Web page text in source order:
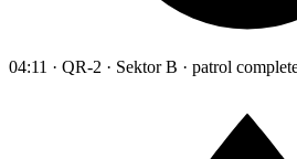
04:11 · QR-2 · Sektor B · patrol